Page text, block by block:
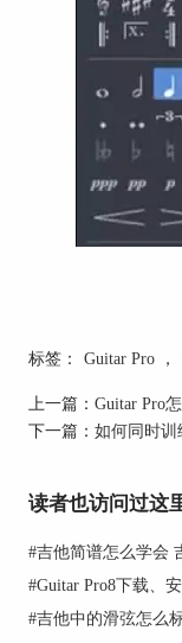
标签： Guitar Pro ，
上一篇： Guitar Pro
下一篇： 如何同时训
读者也访问过这
#吉他简谱怎么学会
#Guitar Pro8下载、
#吉他中的滑弦怎么